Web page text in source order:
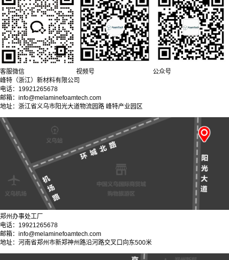
客服微信 视频号
公众号
峰特（浙江）新材料有限公司
电话：19921265678
邮箱：info@melaminefoamtech.com
地址：浙江省义乌市阳光大道物流园路 峰特产业园区
郑州办事处工厂
电话：19921265678
邮箱：info@melaminefoamtech.com
地址：河南省郑州市新郑神州路沿河路交叉口向东500米